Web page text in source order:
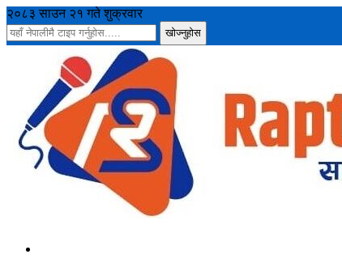
२०८३ साउन २१ गते शुक्रवार